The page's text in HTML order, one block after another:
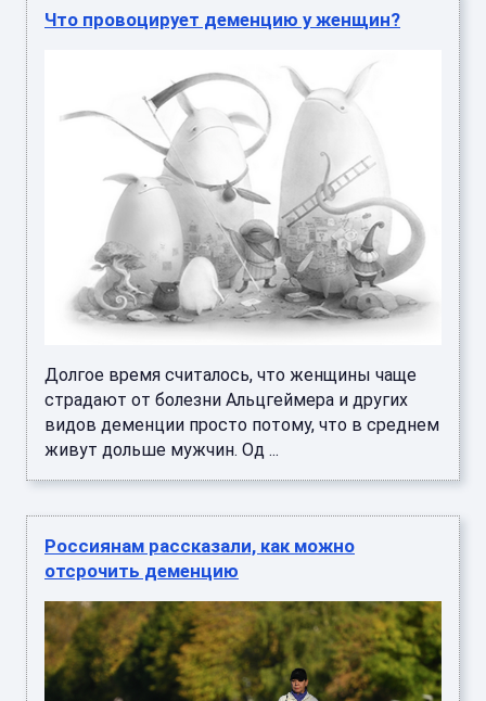
Что провоцирует деменцию у женщин?
Долгое время считалось, что женщины чаще
страдают от болезни Альцгеймера и других
видов деменции просто потому, что в среднем
живут дольше мужчин. Од ...
Россиянам рассказали, как можно
отсрочить деменцию